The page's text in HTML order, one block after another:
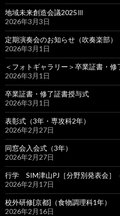
地域未来創造会議2025Ⅲ
2026年3月3日
定期演奏会のお知らせ（吹奏楽部）
2026年3月1日
＜フォトギャラリー＞卒業証書・修
2026年3月1日
卒業証書・修了証書授与式
2026年3月1日
表彰式（3年・専攻科2年）
2026年2月27日
同窓会入会式（3年）
2026年2月27日
行学 SIM津山PJ［分野別発表会］
2026年2月17日
校外研修[京都]（食物調理科1年）
2026年2月16日